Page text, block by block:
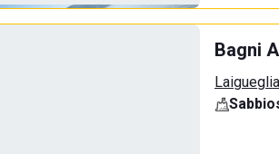
Bagni
Laigueglia